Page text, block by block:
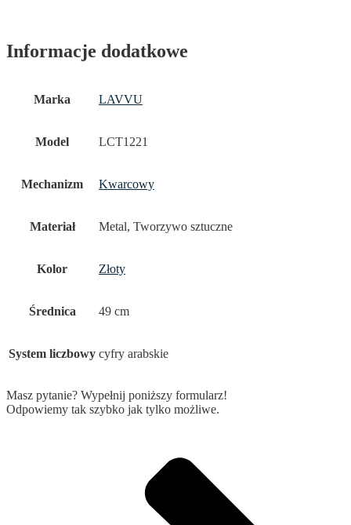
Informacje dodatkowe
Marka LAVVU
Model LCT1221
Mechanizm Kwarcowy
Materiał Metal, Tworzywo sztuczne
Kolor Złoty
Średnica 49 cm
System liczbowy cyfry arabskie
Masz pytanie? Wypełnij poniższy formularz!
Odpowiemy tak szybko jak tylko możliwe.